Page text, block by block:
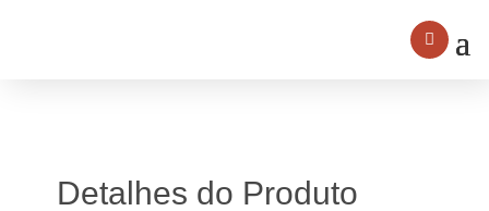
Detalhes do Produto